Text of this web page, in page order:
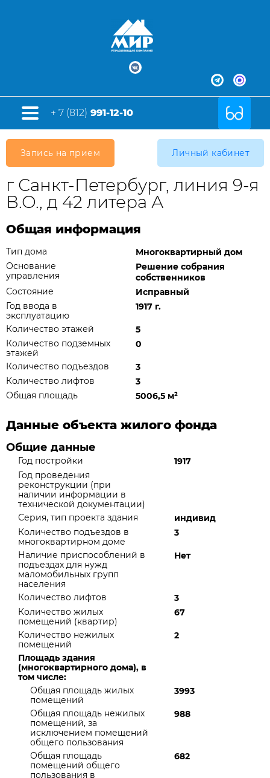
+ 7 (812) 991-12-10
Запись на прием Личный кабинет
г Санкт-Петербург, линия 9-я
В.О., д 42 литера А
Общая информация
Тип дома
Многоквартирный дом
Основание
управления
Решение собрания
собственников
Состояние
Исправный
Год ввода в
эксплуатацию
1917 г.
Количество этажей
5
Количество подземных
этажей
0
Количество подъездов
3
Количество лифтов
3
Общая площадь
5006,5 м²
Данные объекта жилого фонда
Общие данные
Год постройки
1917
Год проведения
реконструкции (при
наличии информации в
технической документации)
Серия, тип проекта здания
индивид
Количество подъездов в
многоквартирном доме
3
Наличие приспособлений в
подъездах для нужд
маломобильных групп
населения
Нет
Количество лифтов
3
Количество жилых
помещений (квартир)
67
Количество нежилых
помещений
2
Площадь здания
(многоквартирного дома), в
том числе:
Общая площадь жилых
помещений
3993
Общая площадь нежилых
помещений, за
исключением помещений
общего пользования
988
Общая площадь
помещений общего
пользования в
682